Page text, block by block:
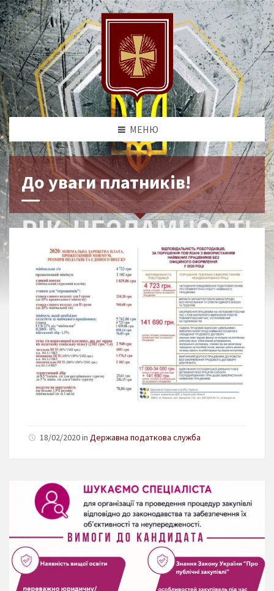
МЕНЮ
До уваги платників!
18/02/2020 in Державна податкова служба